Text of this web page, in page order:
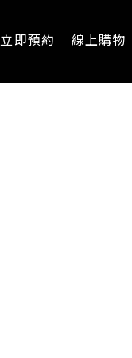
立即預約 線上購物